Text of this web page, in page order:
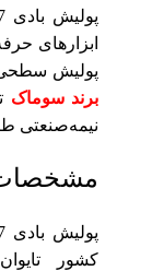
ابزارهای
پولیش
برند سوماک
نیمه‌صنعتی
کشور